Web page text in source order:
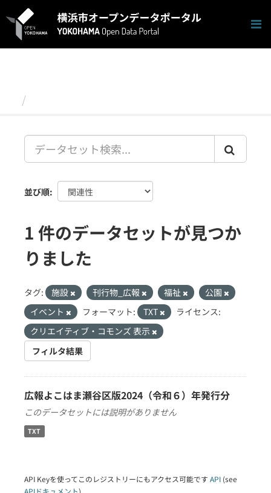
キ
並び順
1 件のデータセットが見つか
りました
タグ: 施設 刊行物_広報 福祉
公園
イベント
フォーマット: TXT
ライセンス:
クリエイティブ・コモンズ 表示
フィルタ結果
広報よこはま瀬谷区版2024（令和６）年発行分
このデータセットには説明がありません
TXT
API Keyを使ってこのレジストリーにもアクセス可能です API (see
APIドキュメント).